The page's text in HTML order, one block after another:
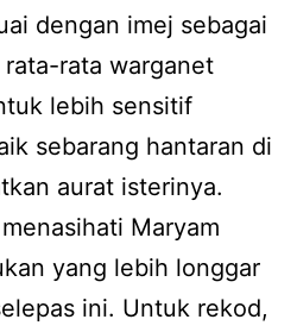
dengan imej sebagai
rata warganet
lebih sensitif
sebarang hantaran di
aurat isterinya.
Maryam
yang lebih longgar
ini. Untuk rekod,